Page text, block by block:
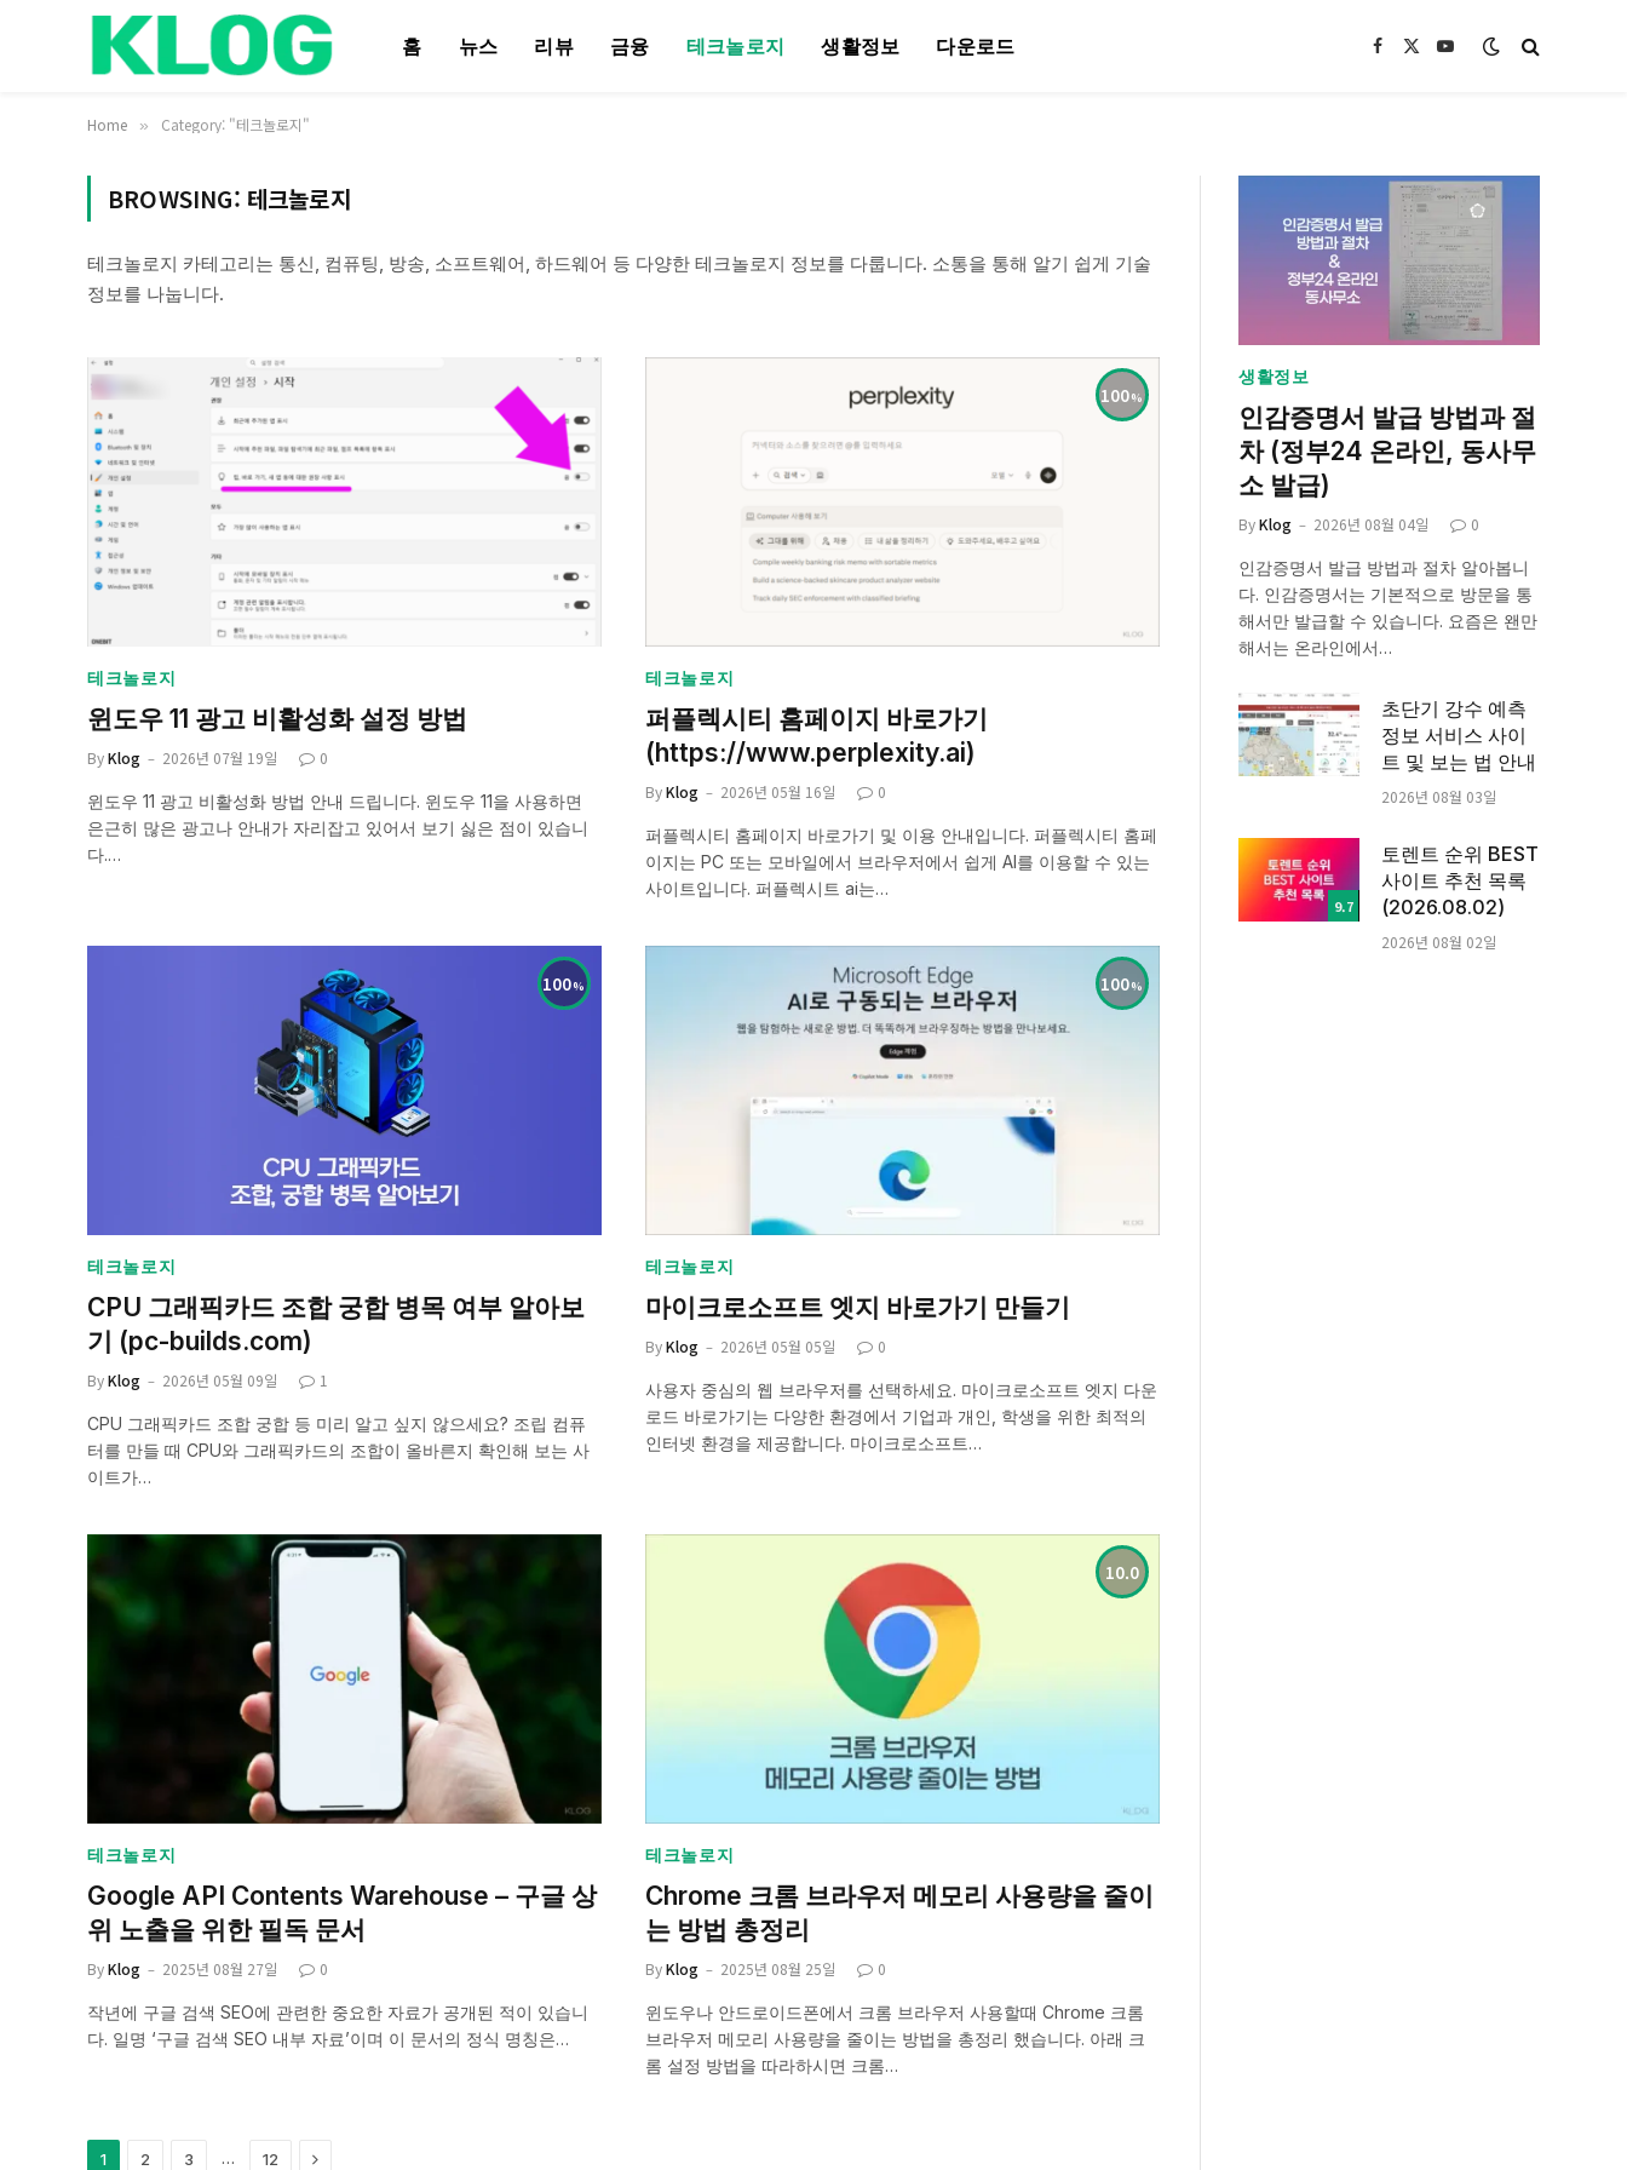
홈 뉴스 리뷰 금융 테크놀로지 생활정보 다운로드 Facebook
X
YouTube
Home » Category: "테크놀로지"
BROWSING: 테크놀로지
테크놀로지 카테고리는 통신, 컴퓨팅, 방송, 소프트웨어, 하드웨어 등 다양한 테크놀로지 정보를 다룹니다. 소통을 통해 알기 쉽게 기술
정보를 나눕니다.
테크놀로지
윈도우 11 광고 비활성화 설정 방법
ByKlog 2026년 07월 19일 0
윈도우 11 광고 비활성화 방법 안내 드립니다. 윈도우 11을 사용하면
은근히 많은 광고나 안내가 자리잡고 있어서 보기 싫은 점이 있습니
다.…
100
테크놀로지
퍼플렉시티 홈페이지 바로가기
(https://www.perplexity.ai)
ByKlog 2026년 05월 16일 0
퍼플렉시티 홈페이지 바로가기 및 이용 안내입니다. 퍼플렉시티 홈페
이지는 PC 또는 모바일에서 브라우저에서 쉽게 AI를 이용할 수 있는
사이트입니다. 퍼플렉시트 ai는…
100
테크놀로지
CPU 그래픽카드 조합 궁합 병목 여부 알아보
기 (pc-builds.com)
ByKlog 2026년 05월 09일 1
CPU 그래픽카드 조합 궁합 등 미리 알고 싶지 않으세요? 조립 컴퓨
터를 만들 때 CPU와 그래픽카드의 조합이 올바른지 확인해 보는 사
이트가…
100
테크놀로지
마이크로소프트 엣지 바로가기 만들기
ByKlog 2026년 05월 05일 0
사용자 중심의 웹 브라우저를 선택하세요. 마이크로소프트 엣지 다운
로드 바로가기는 다양한 환경에서 기업과 개인, 학생을 위한 최적의
인터넷 환경을 제공합니다. 마이크로소프트…
테크놀로지
Google API Contents Warehouse – 구글 상
위 노출을 위한 필독 문서
ByKlog 2025년 08월 27일 0
작년에 구글 검색 SEO에 관련한 중요한 자료가 공개된 적이 있습니
다. 일명 ‘구글 검색 SEO 내부 자료’이며 이 문서의 정식 명칭은…
10.0
테크놀로지
Chrome 크롬 브라우저 메모리 사용량을 줄이
는 방법 총정리
ByKlog 2025년 08월 25일 0
윈도우나 안드로이드폰에서 크롬 브라우저 사용할때 Chrome 크롬
브라우저 메모리 사용량을 줄이는 방법을 총정리 했습니다. 아래 크
롬 설정 방법을 따라하시면 크롬…
1 2 3 … 12 Next
생활정보
인감증명서 발급 방법과 절
차 (정부24 온라인, 동사무
소 발급)
ByKlog 2026년 08월 04일 0
인감증명서 발급 방법과 절차 알아봅니
다. 인감증명서는 기본적으로 방문을 통
해서만 발급할 수 있습니다. 요즘은 왠만
해서는 온라인에서…
초단기 강수 예측
정보 서비스 사이
트 및 보는 법 안내
2026년 08월 03일
9.7
토렌트 순위 BEST
사이트 추천 목록
(2026.08.02)
2026년 08월 02일